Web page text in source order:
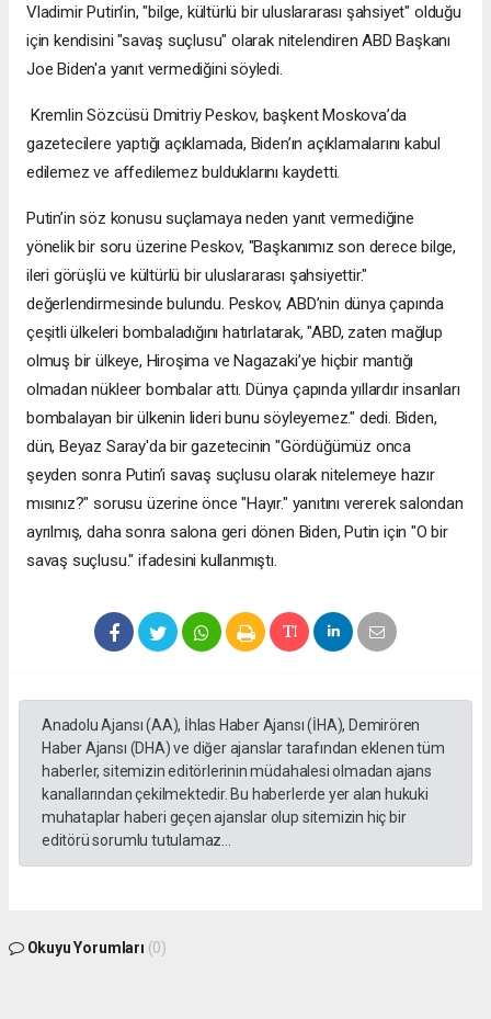
Vladimir Putin’in, "bilge, kültürlü bir uluslararası şahsiyet" olduğu
için kendisini "savaş suçlusu" olarak nitelendiren ABD Başkanı
Joe Biden'a yanıt vermediğini söyledi.
Kremlin Sözcüsü Dmitriy Peskov, başkent Moskova’da
gazetecilere yaptığı açıklamada, Biden’ın açıklamalarını kabul
edilemez ve affedilemez bulduklarını kaydetti.
Putin’in söz konusu suçlamaya neden yanıt vermediğine
yönelik bir soru üzerine Peskov, "Başkanımız son derece bilge,
ileri görüşlü ve kültürlü bir uluslararası şahsiyettir."
değerlendirmesinde bulundu. Peskov, ABD’nin dünya çapında
çeşitli ülkeleri bombaladığını hatırlatarak, "ABD, zaten mağlup
olmuş bir ülkeye, Hiroşima ve Nagazaki’ye hiçbir mantığı
olmadan nükleer bombalar attı. Dünya çapında yıllardır insanları
bombalayan bir ülkenin lideri bunu söyleyemez." dedi. Biden,
dün, Beyaz Saray'da bir gazetecinin "Gördüğümüz onca
şeyden sonra Putin’i savaş suçlusu olarak nitelemeye hazır
mısınız?" sorusu üzerine önce "Hayır." yanıtını vererek salondan
ayrılmış, daha sonra salona geri dönen Biden, Putin için "O bir
savaş suçlusu." ifadesini kullanmıştı.
Anadolu Ajansı (AA), İhlas Haber Ajansı (İHA), Demirören
Haber Ajansı (DHA) ve diğer ajanslar tarafından eklenen tüm
haberler, sitemizin editörlerinin müdahalesi olmadan ajans
kanallarından çekilmektedir. Bu haberlerde yer alan hukuki
muhataplar haberi geçen ajanslar olup sitemizin hiç bir
editörü sorumlu tutulamaz...
Okuyu Yorumları (0)